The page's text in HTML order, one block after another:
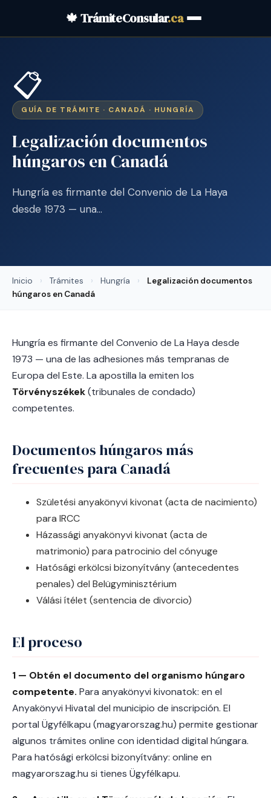
🍁 TrámiteConsular.ca
📋
GUÍA DE TRÁMITE · CANADÁ · HUNGRÍA
Legalización documentos
húngaros en Canadá
Hungría es firmante del Convenio de La Haya
desde 1973 — una…
Inicio › Trámites › Hungría ›
Legalización documentos
húngaros en Canadá
Hungría es firmante del Convenio de La Haya desde
1973 — una de las adhesiones más tempranas de
Europa del Este. La apostilla la emiten los
Törvényszékek(tribunales de condado)
competentes.
Documentos húngaros más
frecuentes para Canadá
Születési anyakönyvi kivonat (acta de nacimiento)
para IRCC
Házassági anyakönyvi kivonat (acta de
matrimonio) para patrocinio del cónyuge
Hatósági erkölcsi bizonyítvány (antecedentes
penales) del Belügyminisztérium
Válási ítélet (sentencia de divorcio)
El proceso
1 — Obtén el documento del organismo húngaro
competente. Para anyakönyvi kivonatok: en el
Anyakönyvi Hivatal del municipio de inscripción. El
portal Ügyfélkapu (magyarorszag.hu) permite gestionar
algunos trámites online con identidad digital húngara.
Para hatósági erkölcsi bizonyítvány: online en
magyarorszag.hu si tienes Ügyfélkapu.